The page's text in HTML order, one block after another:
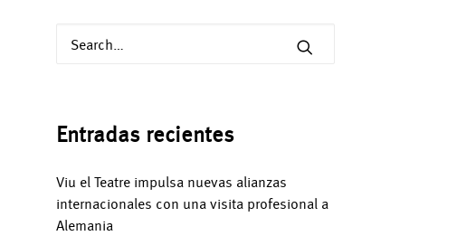
Entradas recientes
Viu el Teatre impulsa nuevas alianzas
internacionales con una visita profesional a
Alemania